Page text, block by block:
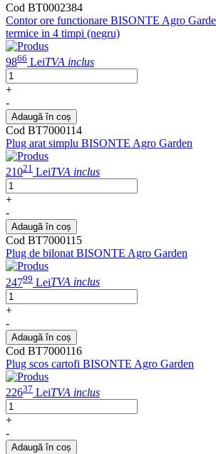
Cod BT0002384
Contor ore functionare BISONTE Agro
termice in 4 timpi (negru)
9866 LeiTVA inclus
+
-
Adaugă în coș
Cod BT7000114
Plug arat simplu BISONTE Agro Garden
21021 LeiTVA inclus
+
-
Adaugă în coș
Cod BT7000115
Plug de bilonat BISONTE Agro Garden
24799 LeiTVA inclus
+
-
Adaugă în coș
Cod BT7000116
Plug scos cartofi BISONTE Agro Garden
22637 LeiTVA inclus
+
-
Adaugă în coș